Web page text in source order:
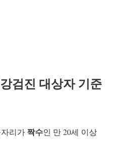
검진 대상자 기준
리가 짝수인 만 20세 이상